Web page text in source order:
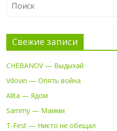
Свежие записи
CHEBANOV — Выдыхай
Vdovin — Опять война
Alita — Ядом
Sammy — Мамми
T-Fest — Никто не обещал